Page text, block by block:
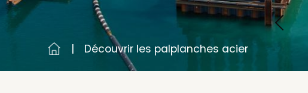
Previous
Découvrir les palplanches acier